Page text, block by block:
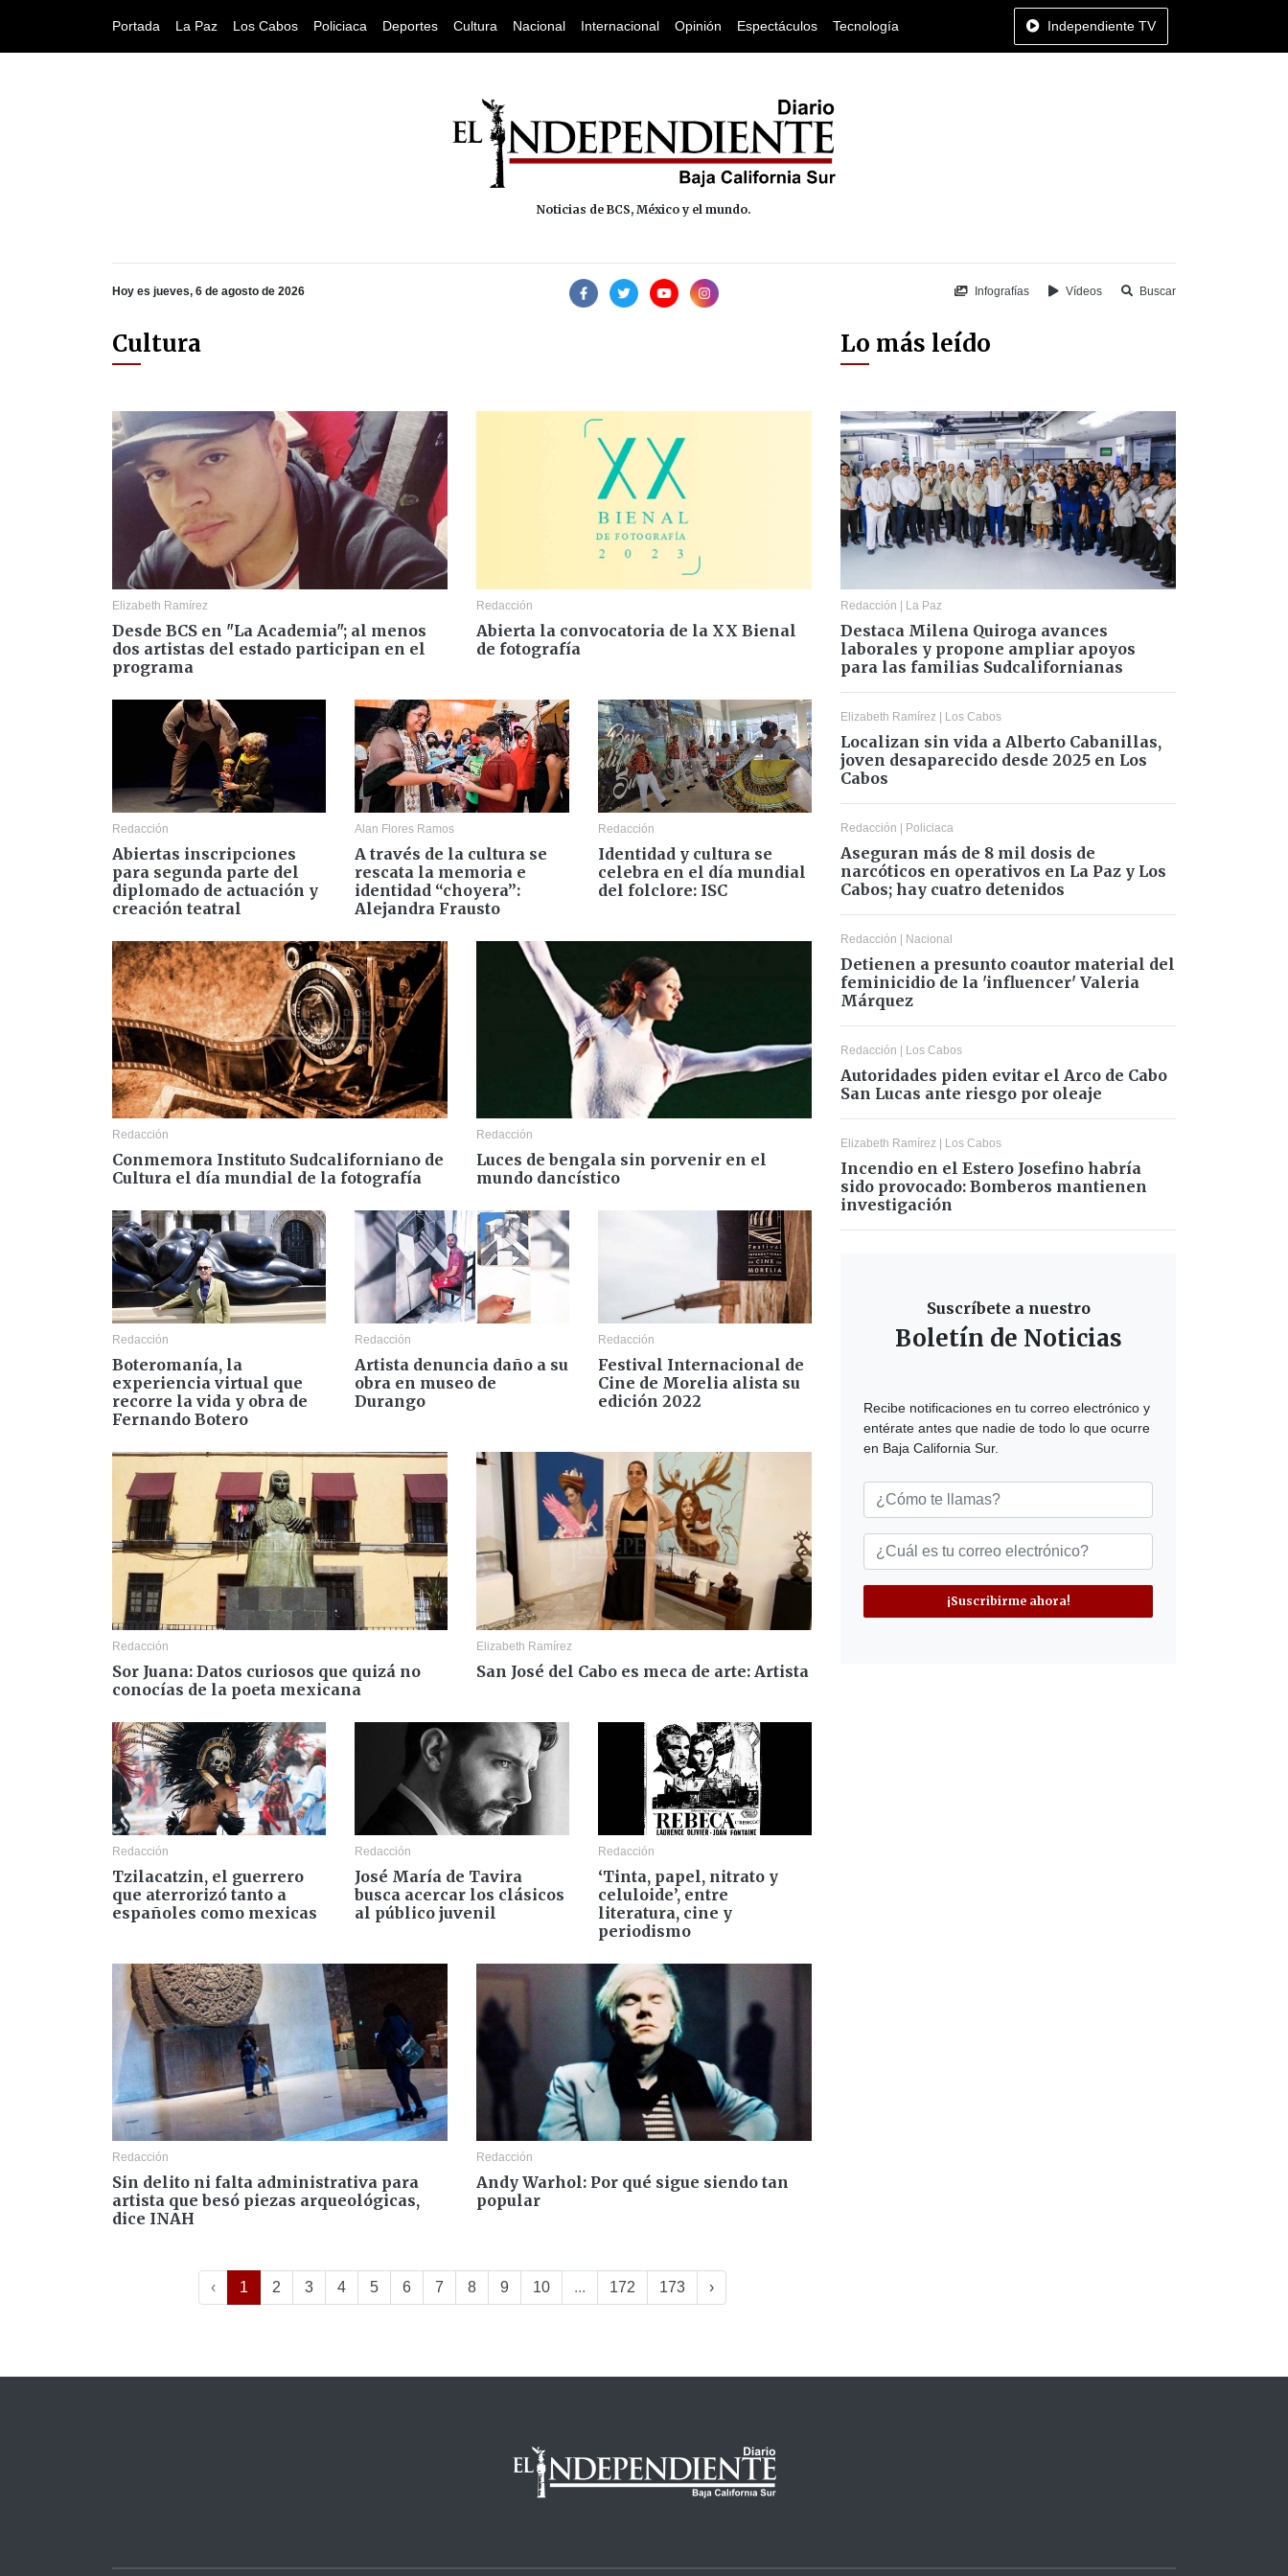
Portada La Paz Los Cabos Policiaca Deportes Cultura Nacional Internacional Opinión Espectáculos Tecnología Independiente TV
Noticias de BCS, México y el mundo.
Hoy es jueves, 6 de agosto de 2026 Infografías Vídeos Buscar
Cultura
Elizabeth Ramírez
Desde BCS en "La Academia"; al menos
dos artistas del estado participan en el
programa
Redacción
Abierta la convocatoria de la XX Bienal
de fotografía
Redacción
Abiertas inscripciones
para segunda parte del
diplomado de actuación y
creación teatral
Alan Flores Ramos
A través de la cultura se
rescata la memoria e
identidad “choyera”:
Alejandra Frausto
Redacción
Identidad y cultura se
celebra en el día mundial
del folclore: ISC
Redacción
Conmemora Instituto Sudcaliforniano de
Cultura el día mundial de la fotografía
Redacción
Luces de bengala sin porvenir en el
mundo dancístico
Redacción
Boteromanía, la
experiencia virtual que
recorre la vida y obra de
Fernando Botero
Redacción
Artista denuncia daño a su
obra en museo de
Durango
Redacción
Festival Internacional de
Cine de Morelia alista su
edición 2022
Redacción
Sor Juana: Datos curiosos que quizá no
conocías de la poeta mexicana
Elizabeth Ramírez
San José del Cabo es meca de arte: Artista
Redacción
Tzilacatzin, el guerrero
que aterrorizó tanto a
españoles como mexicas
Redacción
José María de Tavira
busca acercar los clásicos
al público juvenil
Redacción
‘Tinta, papel, nitrato y
celuloide’, entre
literatura, cine y
periodismo
Redacción
Sin delito ni falta administrativa para
artista que besó piezas arqueológicas,
dice INAH
Redacción
Andy Warhol: Por qué sigue siendo tan
popular
‹ 1 2 3 4 5 6 7 8 9 10 ... 172 173 ›
Lo más leído
Redacción | La Paz
Destaca Milena Quiroga avances
laborales y propone ampliar apoyos
para las familias Sudcalifornianas
Elizabeth Ramírez | Los Cabos
Localizan sin vida a Alberto Cabanillas,
joven desaparecido desde 2025 en Los
Cabos
Redacción | Policiaca
Aseguran más de 8 mil dosis de
narcóticos en operativos en La Paz y Los
Cabos; hay cuatro detenidos
Redacción | Nacional
Detienen a presunto coautor material del
feminicidio de la 'influencer' Valeria
Márquez
Redacción | Los Cabos
Autoridades piden evitar el Arco de Cabo
San Lucas ante riesgo por oleaje
Elizabeth Ramírez | Los Cabos
Incendio en el Estero Josefino habría
sido provocado: Bomberos mantienen
investigación
Suscríbete a nuestro
Boletín de Noticias
Recibe notificaciones en tu correo electrónico y
entérate antes que nadie de todo lo que ocurre
en Baja California Sur.
¡Suscribirme ahora!